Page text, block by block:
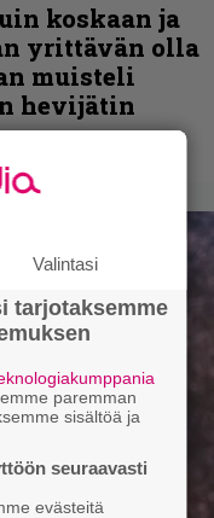
koskaan ja
yrittävän olla
muisteli
hevijätin
Valintasi
tarjotaksemme
paremman
sisältöä ja
seuraavasti
evästeitä